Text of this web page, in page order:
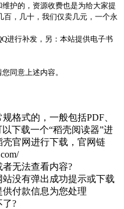
护的，资源收费也是为给大家提
，几十，我们仅卖几元，一个永
进行补发，另：本站提供电子书
同意上述内容。
格式的，一般包括PDF、
下载一个“稻壳阅读器”进
官网进行下载，官网链
无法查看内容?
没有弹出成功提示或下载
付款信息为您处理
了?